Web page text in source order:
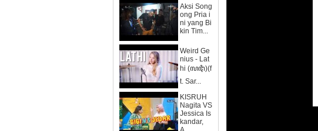
Aksi Song
ong Pria i
ni yang Bi
kin Tim...
Weird Ge
nius - Lat
hi (ꦭꦛꦶ)(f
t. Sar...
KISRUH
Nagita VS
Jessica Is
kandar,